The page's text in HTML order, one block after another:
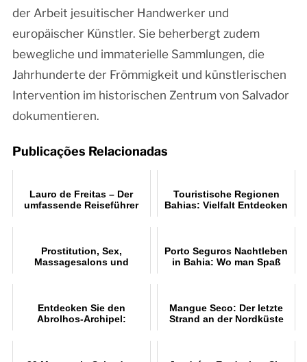
der Arbeit jesuitischer Handwerker und
europäischer Künstler. Sie beherbergt zudem
bewegliche und immaterielle Sammlungen, die
Jahrhunderte der Frömmigkeit und künstlerischen
Intervention im historischen Zentrum von Salvador
dokumentieren.
Publicações Relacionadas
Lauro de Freitas – Der
umfassende Reiseführer
Touristische Regionen
Bahias: Vielfalt Entdecken
Prostitution, Sex,
Massagesalons und
Porto Seguros Nachtleben
in Bahia: Wo man Spaß
Entdecken Sie den
Abrolhos-Archipel:
Mangue Seco: Der letzte
Strand an der Nordküste